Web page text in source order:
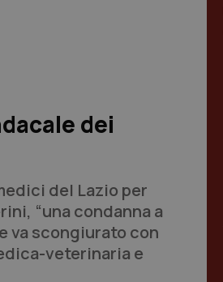
dei
del Lazio per
“una condanna a
va scongiurato con
veterinaria e